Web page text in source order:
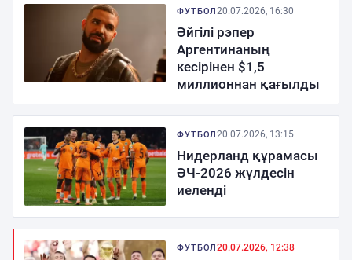
ФУТБОЛ20.07.2026, 16:30
Әйгілі рэпер
Аргентинаның
кесірінен $1,5
миллионнан қағылды
ФУТБОЛ20.07.2026, 13:15
Нидерланд құрамасы
ӘЧ-2026 жүлдесін
иеленді
ФУТБОЛ20.07.2026, 12:38